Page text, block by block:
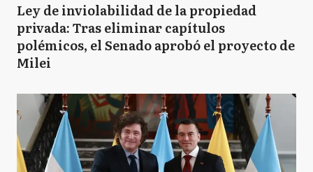
Ley de inviolabilidad de la propiedad
privada: Tras eliminar capítulos
polémicos, el Senado aprobó el proyecto de
Milei